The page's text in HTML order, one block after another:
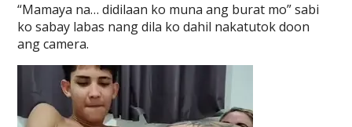
“Mamaya na… didilaan ko muna ang burat mo” sabi
ko sabay labas nang dila ko dahil nakatutok doon
ang camera.